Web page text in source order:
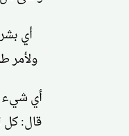
أي
ولأمر
أي شيء
قال: كل